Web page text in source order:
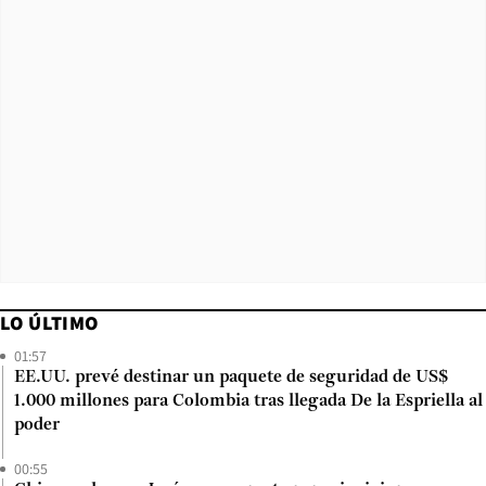
LO ÚLTIMO
01:57
EE.UU. prevé destinar un paquete de seguridad de US$
1.000 millones para Colombia tras llegada De la Espriella al
poder
00:55